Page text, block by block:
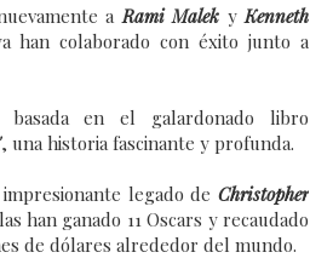
a Rami Malek y Kenneth
han colaborado con éxito junto a
basada en el galardonado libro
, una historia fascinante y profunda.
legado de Christopher
han ganado 11 Oscars y recaudado
de dólares alrededor del mundo.